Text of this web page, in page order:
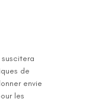
de
envie
les